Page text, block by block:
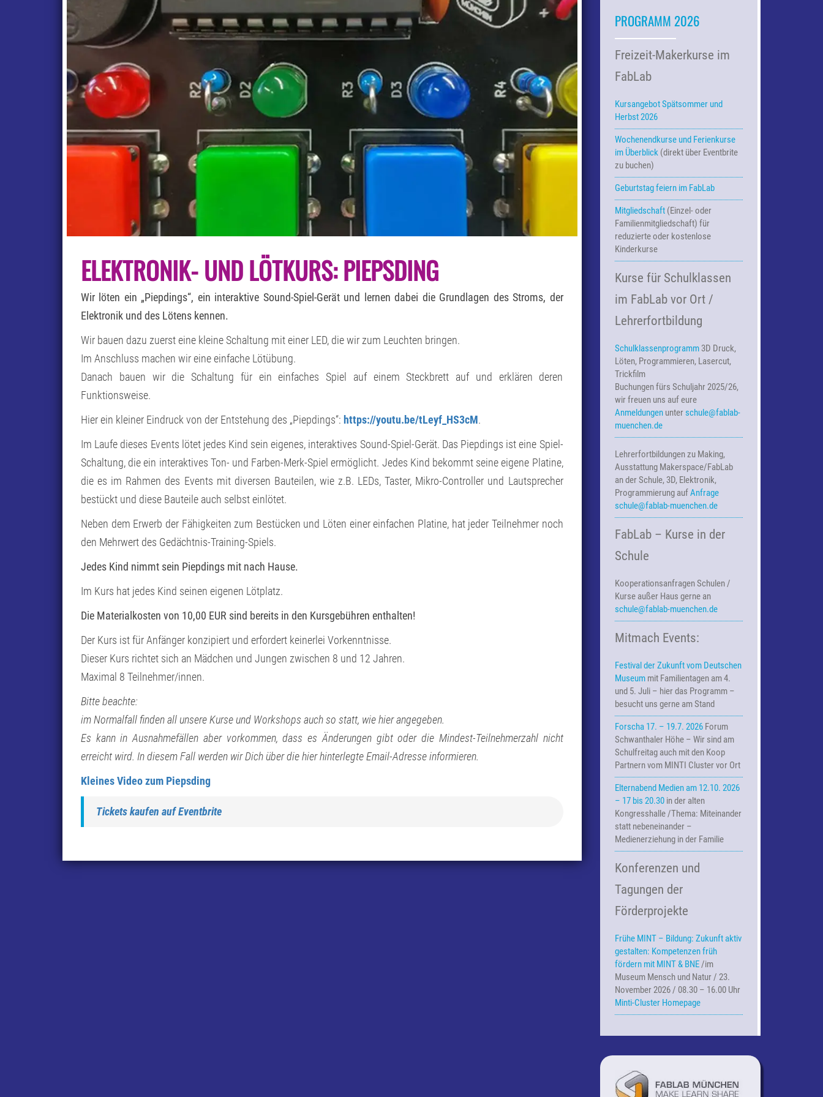
LÖTKURS:
PIEPSDING
ELEKTRONIK- UND LÖTKURS: PIEPSDING
Wir löten ein „Piepdings“, ein interaktive Sound-Spiel-Gerät und lernen dabei die Grundlagen des Stroms, der
Elektronik und des Lötens kennen.
Wir bauen dazu zuerst eine kleine Schaltung mit einer LED, die wir zum Leuchten bringen.
Im Anschluss machen wir eine einfache Lötübung.
Danach bauen wir die Schaltung für ein einfaches Spiel auf einem Steckbrett auf und erklären deren
Funktionsweise.
Hier ein kleiner Eindruck von der Entstehung des „Piepdings“: https://youtu.be/tLeyf_HS3cM.
Im Laufe dieses Events lötet jedes Kind sein eigenes, interaktives Sound-Spiel-Gerät. Das Piepdings ist eine Spiel-
Schaltung, die ein interaktives Ton- und Farben-Merk-Spiel ermöglicht. Jedes Kind bekommt seine eigene Platine,
die es im Rahmen des Events mit diversen Bauteilen, wie z.B. LEDs, Taster, Mikro-Controller und Lautsprecher
bestückt und diese Bauteile auch selbst einlötet.
Neben dem Erwerb der Fähigkeiten zum Bestücken und Löten einer einfachen Platine, hat jeder Teilnehmer noch
den Mehrwert des Gedächtnis-Training-Spiels.
Jedes Kind nimmt sein Piepdings mit nach Hause.
Im Kurs hat jedes Kind seinen eigenen Lötplatz.
Die Materialkosten von 10,00 EUR sind bereits in den Kursgebühren enthalten!
Der Kurs ist für Anfänger konzipiert und erfordert keinerlei Vorkenntnisse.
Dieser Kurs richtet sich an Mädchen und Jungen zwischen 8 und 12 Jahren.
Maximal 8 Teilnehmer/innen.
Bitte beachte:
im Normalfall finden all unsere Kurse und Workshops auch so statt, wie hier angegeben.
Es kann in Ausnahmefällen aber vorkommen, dass es Änderungen gibt oder die Mindest-Teilnehmerzahl nicht
erreicht wird. In diesem Fall werden wir Dich über die hier hinterlegte Email-Adresse informieren.
Kleines Video zum Piepsding
Tickets kaufen auf Eventbrite
PROGRAMM 2026
Freizeit-Makerkurse im
FabLab
Kursangebot Spätsommer und
Herbst 2026
Wochenendkurse und Ferienkurse
im Überblick(direkt über Eventbrite
zu buchen)
Geburtstag feiern im FabLab
Mitgliedschaft(Einzel- oder
Familienmitgliedschaft) für
reduzierte oder kostenlose
Kinderkurse
Kurse für Schulklassen
im FabLab vor Ort /
Lehrerfortbildung
Schulklassenprogramm3D Druck,
Löten, Programmieren, Lasercut,
Trickfilm
Buchungen fürs Schuljahr 2025/26,
wir freuen uns auf eure
Anmeldungenunter schule@fablab-
muenchen.de
Lehrerfortbildungen zu Making,
Ausstattung Makerspace/FabLab
an der Schule, 3D, Elektronik,
Programmierung auf Anfrage
schule@fablab-muenchen.de
FabLab – Kurse in der
Schule
KooperationsanfragenSchulen /
Kurse außer Haus gerne an
schule@fablab-muenchen.de
Mitmach Events:
Festival der Zukunft vom Deutschen
Museummit Familientagen am 4.
und 5. Juli – hier das Programm –
besucht uns gerne am Stand
Forscha 17. – 19.7. 2026Forum
Schwanthaler Höhe – Wir sind am
Schulfreitag auch mit den Koop
Partnern vom MINTI Cluster vor Ort
Elternabend Medien am 12.10. 2026
– 17 bis 20.30in der alten
Kongresshalle /Thema: Miteinander
statt nebeneinander –
Medienerziehung in der Familie
Konferenzen und
Tagungen der
Förderprojekte
Frühe MINT – Bildung: Zukunft aktiv
gestalten: Kompetenzen früh
fördern mit MINT & BNE/im
Museum Mensch und Natur / 23.
November 2026 / 08.30 – 16.00 Uhr
Minti-Cluster Homepage